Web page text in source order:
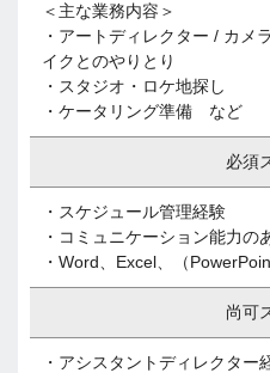
＜主な業務内容＞
・アートディレクター / カメ
イクとのやりとり
・スタジオ・ロケ地探し
・ケータリング準備 など
必須
・スケジュール管理経験
・コミュニケーション能力の
・Word、Excel、（
尚可
・アシスタントディレクター